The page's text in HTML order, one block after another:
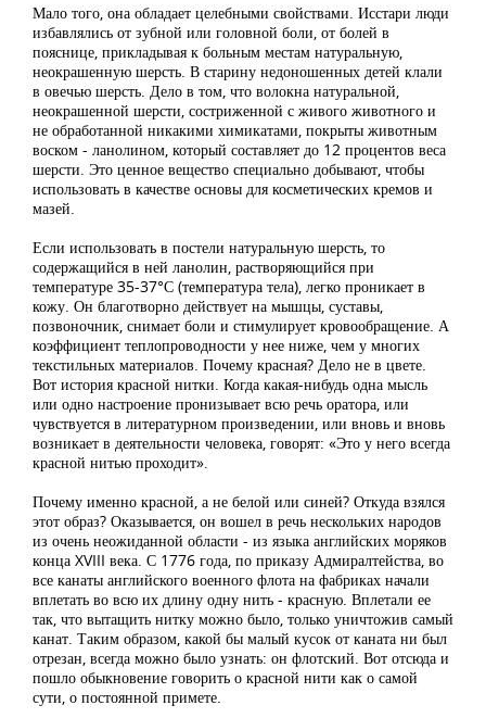
Мало того, она обладает целебными свойствами. Исстари люди
избавлялись от зубной или головной боли, от болей в
пояснице, прикладывая к больным местам натуральную,
неокрашенную шерсть. В старину недоношенных детей клали
в овечью шерсть. Дело в том, что волокна натуральной,
неокрашенной шерсти, состриженной с живого животного и
не обработанной никакими химикатами, покрыты животным
воском - ланолином, который составляет до 12 процентов веса
шерсти. Это ценное вещество специально добывают, чтобы
использовать в качестве основы для косметических кремов и
мазей.
Если использовать в постели натуральную шерсть, то
содержащийся в ней ланолин, растворяющийся при
температуре 35-37°С (температура тела), легко проникает в
кожу. Он благотворно действует на мышцы, суставы,
позвоночник, снимает боли и стимулирует кровообращение. А
коэффициент теплопроводности у нее ниже, чем у многих
текстильных материалов. Почему красная? Дело не в цвете.
Вот история красной нитки. Когда какая-нибудь одна мысль
или одно настроение пронизывает всю речь оратора, или
чувствуется в литературном произведении, или вновь и вновь
возникает в деятельности человека, говорят: «Это у него всегда
красной нитью проходит».
Почему именно красной, а не белой или синей? Откуда взялся
этот образ? Оказывается, он вошел в речь нескольких народов
из очень неожиданной области - из языка английских моряков
конца XVIII века. С 1776 года, по приказу Адмиралтейства, во
все канаты английского военного флота на фабриках начали
вплетать во всю их длину одну нить - красную. Вплетали ее
так, что вытащить нитку можно было, только уничтожив самый
канат. Таким образом, какой бы малый кусок от каната ни был
отрезан, всегда можно было узнать: он флотский. Вот отсюда и
пошло обыкновение говорить о красной нити как о самой
сути, о постоянной примете.